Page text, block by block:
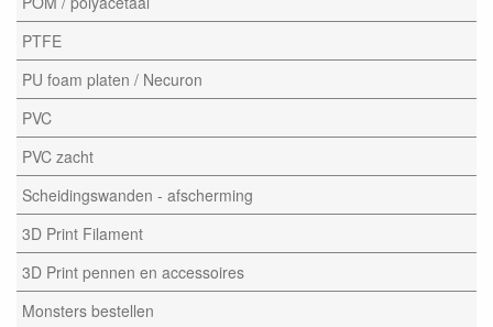
PTFE
PU foam platen / Necuron
PVC
PVC zacht
Scheidingswanden - afscherming
3D Print Filament
3D Print pennen en accessoires
Monsters bestellen